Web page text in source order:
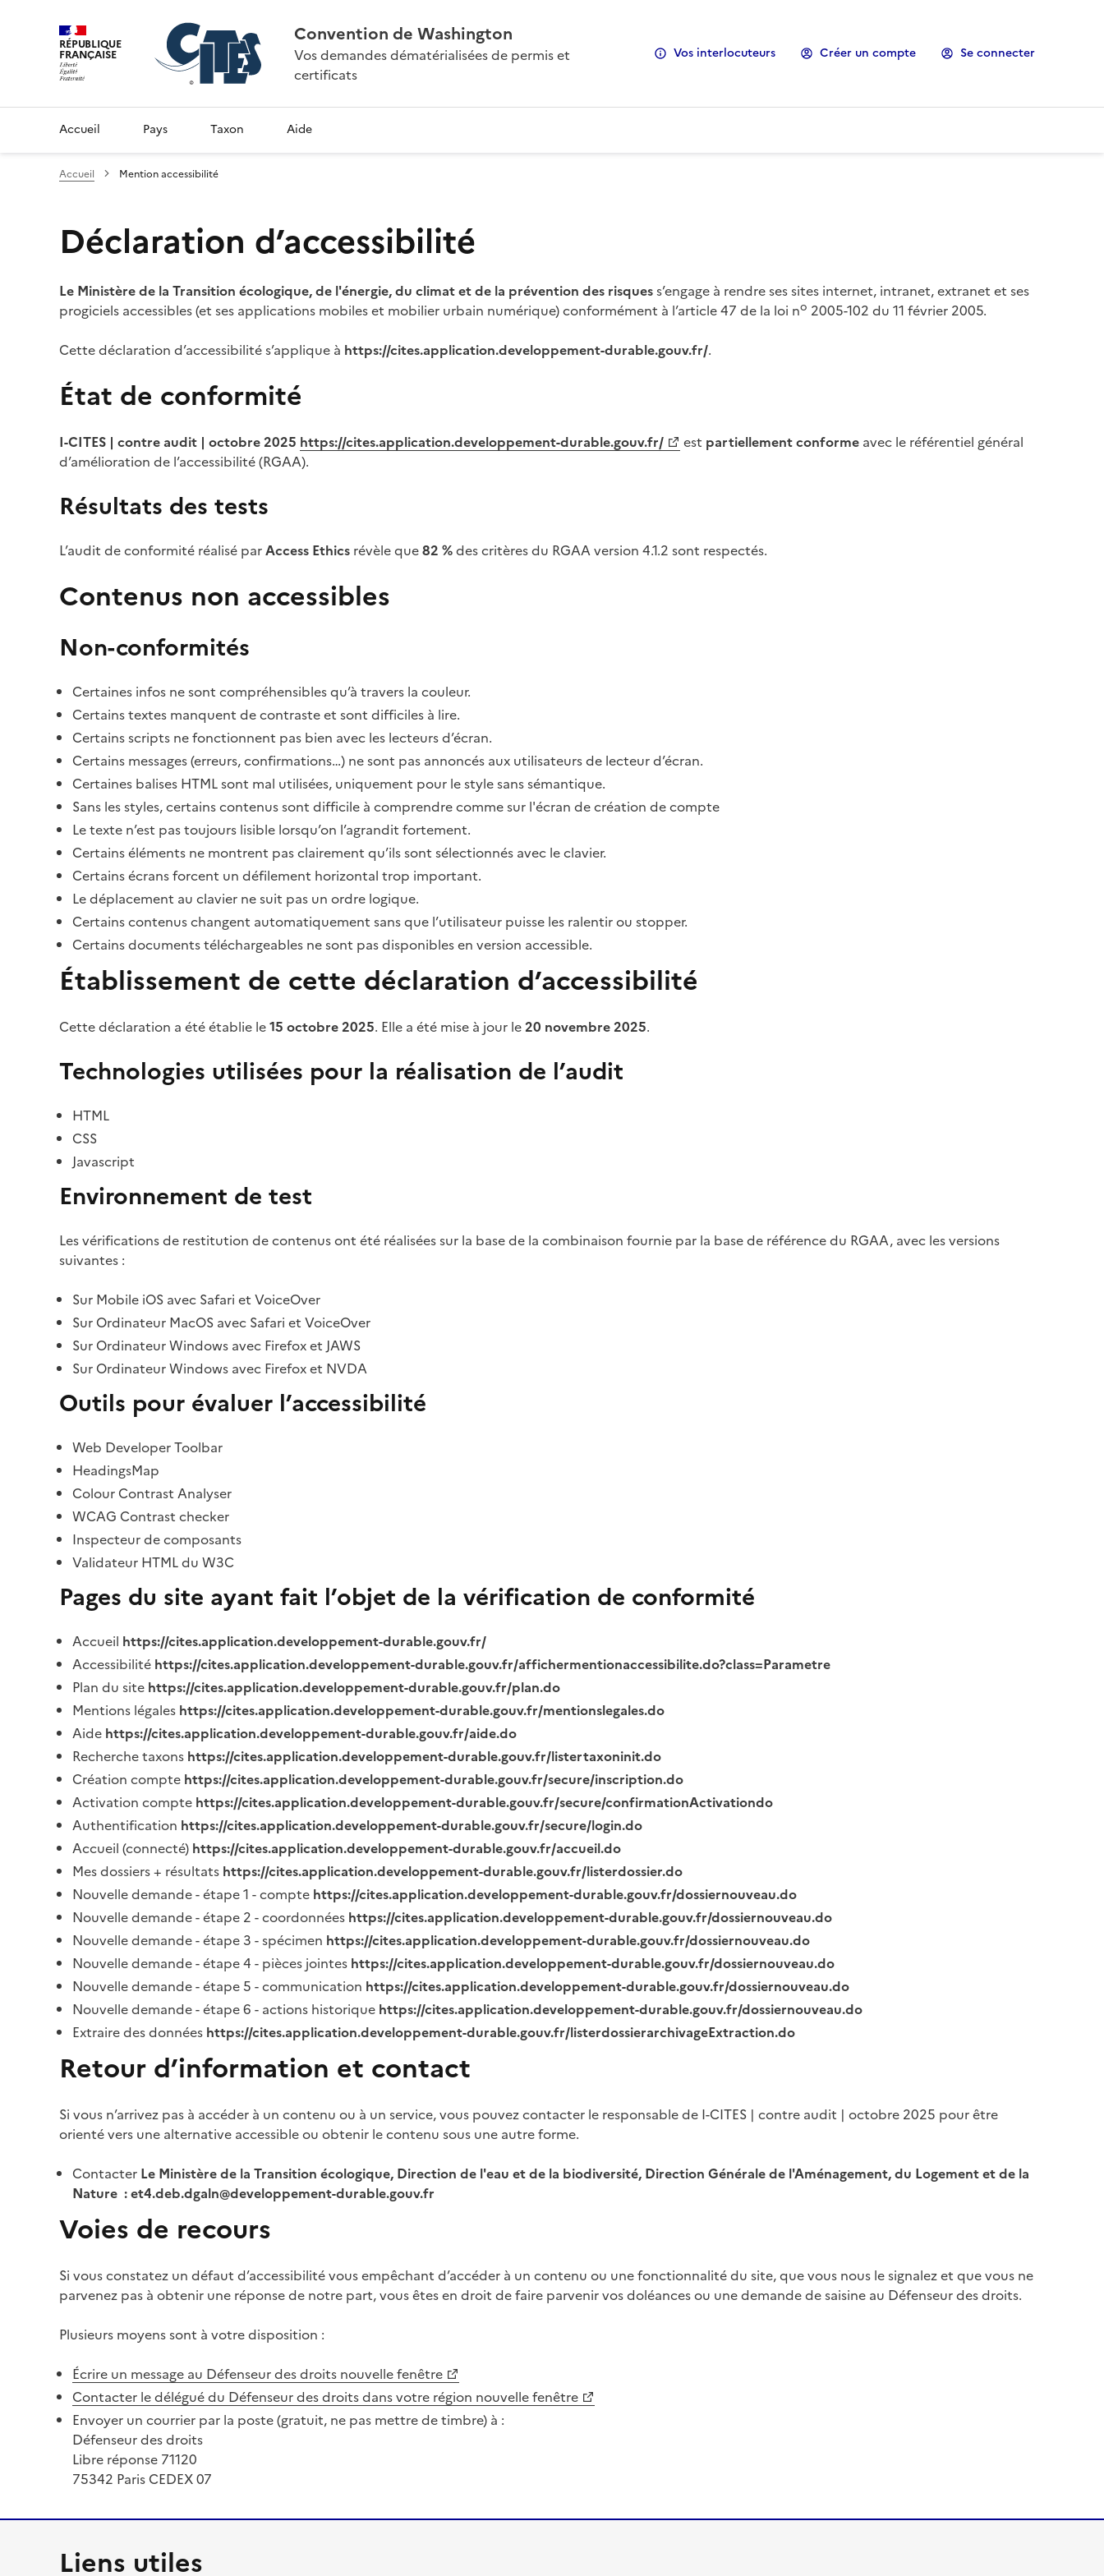
RÉPUBLIQUE
FRANÇAISE
Convention de Washington
Vos demandes dématérialisées de permis et
certificats
Vos interlocuteurs Créer un compte Se connecter
Accueil Pays Taxon Aide
Accueil Mention accessibilité
Déclaration d’accessibilité
Le Ministère de la Transition écologique, de l'énergie, du climat et de la prévention des risquess’engage à rendre ses sites internet, intranet, extranet et ses
progiciels accessibles (et ses applications mobiles et mobilier urbain numérique) conformément à l’article 47 de la loi no 2005-102 du 11 février 2005.
Cette déclaration d’accessibilité s’applique à https://cites.application.developpement-durable.gouv.fr/.
État de conformité
I-CITES | contre audit | octobre 2025 https://cites.application.developpement-durable.gouv.fr/ est partiellement conforme avec le référentiel général
d’amélioration de l’accessibilité (RGAA).
Résultats des tests
L’audit de conformité réalisé parAccess Ethics révèle que82 %des critères du RGAA version 4.1.2 sont respectés.
Contenus non accessibles
Non-conformités
Certaines infos ne sont compréhensibles qu’à travers la couleur.
Certains textes manquent de contraste et sont difficiles à lire.
Certains scripts ne fonctionnent pas bien avec les lecteurs d’écran.
Certains messages (erreurs, confirmations…) ne sont pas annoncés aux utilisateurs de lecteur d’écran.
Certaines balises HTML sont mal utilisées, uniquement pour le style sans sémantique.
Sans les styles, certains contenus sont difficile à comprendre comme sur l'écran de création de compte
Le texte n’est pas toujours lisible lorsqu’on l’agrandit fortement.
Certains éléments ne montrent pas clairement qu’ils sont sélectionnés avec le clavier.
Certains écrans forcent un défilement horizontal trop important.
Le déplacement au clavier ne suit pas un ordre logique.
Certains contenus changent automatiquement sans que l’utilisateur puisse les ralentir ou stopper.
Certains documents téléchargeables ne sont pas disponibles en version accessible.
Établissement de cette déclaration d’accessibilité
Cette déclaration a été établie le15 octobre 2025. Elle a été mise à jour le20 novembre 2025.
Technologies utilisées pour la réalisation de l’audit
HTML
CSS
Javascript
Environnement de test
Les vérifications de restitution de contenus ont été réalisées sur la base de la combinaison fournie par la base de référence du RGAA, avec les versions
suivantes :
Sur Mobile iOS avec Safari et VoiceOver
Sur Ordinateur MacOS avec Safari et VoiceOver
Sur Ordinateur Windows avec Firefox et JAWS
Sur Ordinateur Windows avec Firefox et NVDA
Outils pour évaluer l’accessibilité
Web Developer Toolbar
HeadingsMap
Colour Contrast Analyser
WCAG Contrast checker
Inspecteur de composants
Validateur HTML du W3C
Pages du site ayant fait l’objet de la vérification de conformité
Accueil https://cites.application.developpement-durable.gouv.fr/
Accessibilité https://cites.application.developpement-durable.gouv.fr/affichermentionaccessibilite.do?class=Parametre
Plan du site https://cites.application.developpement-durable.gouv.fr/plan.do
Mentions légales https://cites.application.developpement-durable.gouv.fr/mentionslegales.do
Aide https://cites.application.developpement-durable.gouv.fr/aide.do
Recherche taxons https://cites.application.developpement-durable.gouv.fr/listertaxoninit.do
Création compte https://cites.application.developpement-durable.gouv.fr/secure/inscription.do
Activation compte https://cites.application.developpement-durable.gouv.fr/secure/confirmationActivationdo
Authentification https://cites.application.developpement-durable.gouv.fr/secure/login.do
Accueil (connecté) https://cites.application.developpement-durable.gouv.fr/accueil.do
Mes dossiers + résultats https://cites.application.developpement-durable.gouv.fr/listerdossier.do
Nouvelle demande - étape 1 - compte https://cites.application.developpement-durable.gouv.fr/dossiernouveau.do
Nouvelle demande - étape 2 - coordonnées https://cites.application.developpement-durable.gouv.fr/dossiernouveau.do
Nouvelle demande - étape 3 - spécimen https://cites.application.developpement-durable.gouv.fr/dossiernouveau.do
Nouvelle demande - étape 4 - pièces jointes https://cites.application.developpement-durable.gouv.fr/dossiernouveau.do
Nouvelle demande - étape 5 - communication https://cites.application.developpement-durable.gouv.fr/dossiernouveau.do
Nouvelle demande - étape 6 - actions historique https://cites.application.developpement-durable.gouv.fr/dossiernouveau.do
Extraire des données https://cites.application.developpement-durable.gouv.fr/listerdossierarchivageExtraction.do
Retour d’information et contact
Si vous n’arrivez pas à accéder à un contenu ou à un service, vous pouvez contacter le responsable de I-CITES | contre audit | octobre 2025 pour être
orienté vers une alternative accessible ou obtenir le contenu sous une autre forme.
Contacter Le Ministère de la Transition écologique, Direction de l'eau et de la biodiversité, Direction Générale de l'Aménagement, du Logement et de la
Nature : et4.deb.dgaln@developpement-durable.gouv.fr
Voies de recours
Si vous constatez un défaut d’accessibilité vous empêchant d’accéder à un contenu ou une fonctionnalité du site, que vous nous le signalez et que vous ne
parvenez pas à obtenir une réponse de notre part, vous êtes en droit de faire parvenir vos doléances ou une demande de saisine au Défenseur des droits.
Plusieurs moyens sont à votre disposition :
Écrire un message au Défenseur des droits nouvelle fenêtre
Contacter le délégué du Défenseur des droits dans votre région nouvelle fenêtre
Envoyer un courrier par la poste (gratuit, ne pas mettre de timbre) à :
Défenseur des droits
Libre réponse 71120
75342 Paris CEDEX 07
Liens utiles